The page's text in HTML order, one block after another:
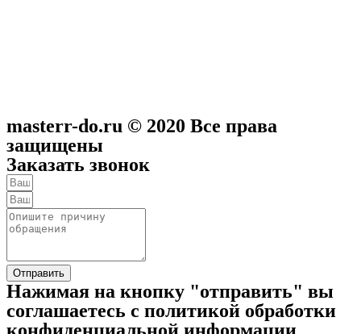
masterr-do.ru © 2020 Все права
защищены
Заказать звонок
Отправить
Нажимая на кнопку "отправить" вы
соглашаетесь с политикой обработки